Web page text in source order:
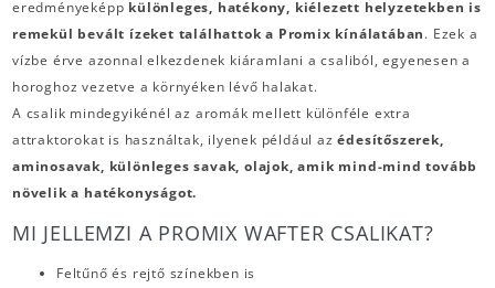
eredményeképp különleges, hatékony, kiélezett helyzetekben is
remekül bevált ízeket találhattok a Promix kínálatában. Ezek a
vízbe érve azonnal elkezdenek kiáramlani a csaliból, egyenesen a
horoghoz vezetve a környéken lévő halakat.
A csalik mindegyikénél az aromák mellett különféle extra
attraktorokat is használtak, ilyenek például azédesítőszerek,
aminosavak, különleges savak, olajok, amik mind-mind tovább
növelik a hatékonyságot.
MI JELLEMZI A PROMIX WAFTER CSALIKAT?
Feltűnő és rejtő színekben is